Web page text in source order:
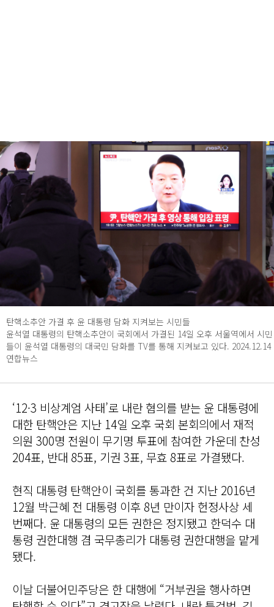
탄핵소추안 가결 후 윤 대통령 담화 지켜보는 시민들
윤석열 대통령의 탄핵소추안이 국회에서 가결된 14일 오후 서울역에서 시민
들이 윤석열 대통령의 대국민 담화를 TV를 통해 지켜보고 있다. 2024.12.14
연합뉴스
‘12·3 비상계엄 사태’로 내란 혐의를 받는 윤 대통령에
대한 탄핵안은 지난 14일 오후 국회 본회의에서 재적
의원 300명 전원이 무기명 투표에 참여한 가운데 찬성
204표, 반대 85표, 기권 3표, 무효 8표로 가결됐다.
현직 대통령 탄핵안이 국회를 통과한 건 지난 2016년
12월 박근혜 전 대통령 이후 8년 만이자 헌정사상 세
번째다. 윤 대통령의 모든 권한은 정지됐고 한덕수 대
통령 권한대행 겸 국무총리가 대통령 권한대행을 맡게
됐다.
이날 더불어민주당은 한 대행에 “거부권을 행사하면